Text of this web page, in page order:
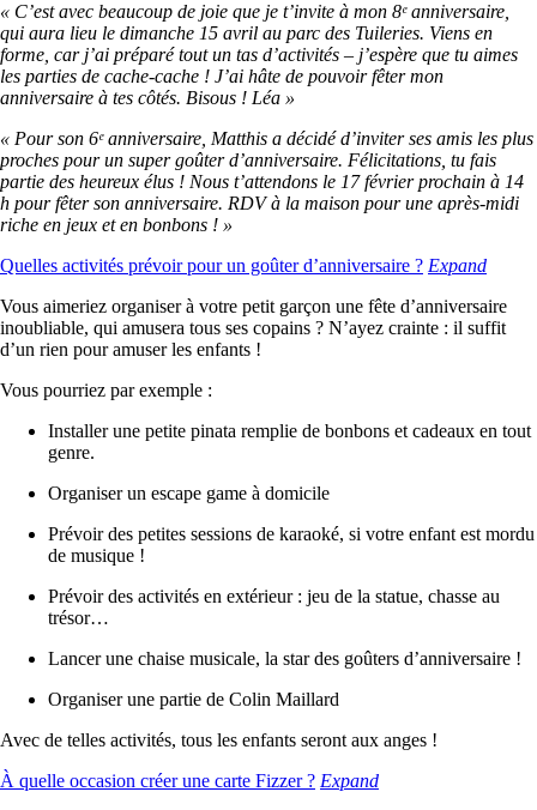
« C’est avec beaucoup de joie que je t’invite à mon 8ᵉ anniversaire,
qui aura lieu le dimanche 15 avril au parc des Tuileries. Viens en
forme, car j’ai préparé tout un tas d’activités – j’espère que tu aimes
les parties de cache-cache ! J’ai hâte de pouvoir fêter mon
anniversaire à tes côtés. Bisous ! Léa »
« Pour son 6ᵉ anniversaire, Matthis a décidé d’inviter ses amis les plus
proches pour un super goûter d’anniversaire. Félicitations, tu fais
partie des heureux élus ! Nous t’attendons le 17 février prochain à 14
h pour fêter son anniversaire. RDV à la maison pour une après-midi
riche en jeux et en bonbons ! »
Quelles activités prévoir pour un goûter d’anniversaire ? Expand
Vous aimeriez organiser à votre petit garçon une fête d’anniversaire
inoubliable, qui amusera tous ses copains ? N’ayez crainte : il suffit
d’un rien pour amuser les enfants !
Vous pourriez par exemple :
Installer une petite pinata remplie de bonbons et cadeaux en tout
genre.
Organiser un escape game à domicile
Prévoir des petites sessions de karaoké, si votre enfant est mordu
de musique !
Prévoir des activités en extérieur : jeu de la statue, chasse au
trésor…
Lancer une chaise musicale, la star des goûters d’anniversaire !
Organiser une partie de Colin Maillard
Avec de telles activités, tous les enfants seront aux anges !
À quelle occasion créer une carte Fizzer ? Expand